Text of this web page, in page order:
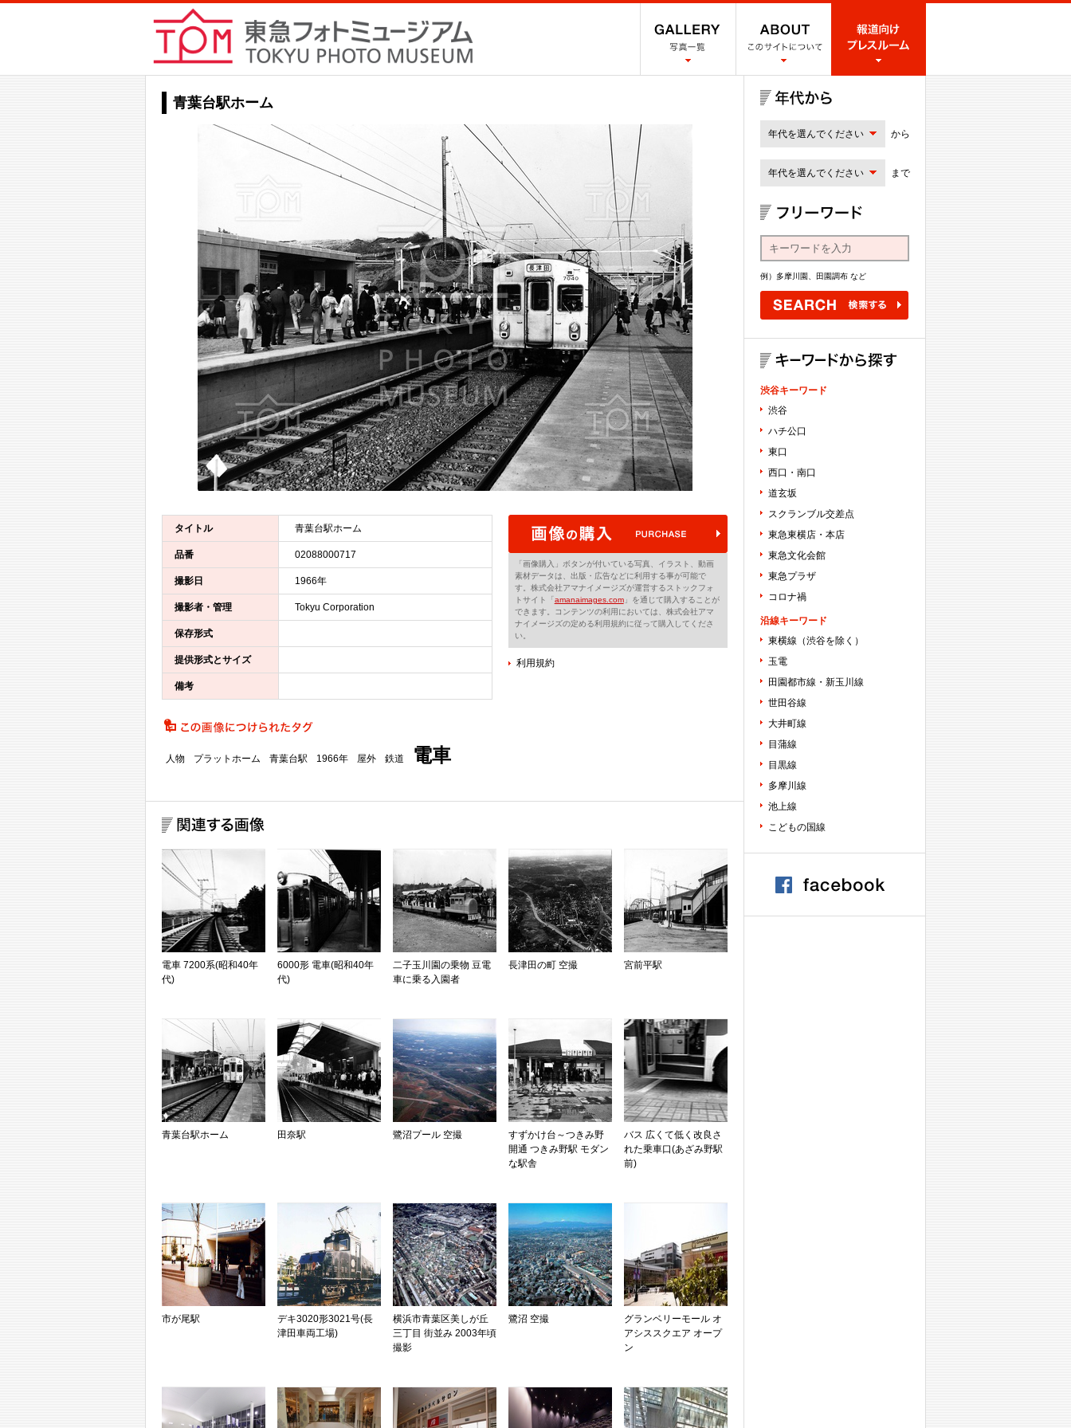
青葉台駅ホーム
タイトル 青葉台駅ホーム
品番 02088000717
撮影日 1966年
撮影者・管理 Tokyu Corporation
保存形式
提供形式とサイズ
備考
「画像購入」ボタンが付いている写真、イラスト、動画
素材データは、出版・広告などに利用する事が可能で
す。株式会社アマナイメージズが運営するストックフォ
トサイト「amanaimages.com」を通じて購入することが
できます。コンテンツの利用においては、株式会社アマ
ナイメージズの定める利用規約に従って購入してくださ
い。
利用規約
人物 プラットホーム 青葉台駅 1966年 屋外 鉄道 電車
電車 7200系(昭和40年
代)
6000形 電車(昭和40年
代)
二子玉川園の乗物 豆電
車に乗る入園者
長津田の町 空撮 宮前平駅
青葉台駅ホーム 田奈駅 鷺沼プール 空撮
すずかけ台～つきみ野
開通 つきみ野駅 モダン
な駅舎
バス 広くて低く改良さ
れた乗車口(あざみ野駅
前)
市が尾駅
デキ3020形3021号(長
津田車両工場)
横浜市青葉区美しが丘
三丁目 街並み 2003年頃
撮影
鷺沼 空撮
グランベリーモール オ
アシススクエア オープ
ン
年代を選んでください から
年代を選んでください まで
例）多摩川園、田園調布 など
渋谷キーワード
渋谷
ハチ公口
東口
西口・南口
道玄坂
スクランブル交差点
東急東横店・本店
東急文化会館
東急プラザ
コロナ禍
沿線キーワード
東横線（渋谷を除く）
玉電
田園都市線・新玉川線
世田谷線
大井町線
目蒲線
目黒線
多摩川線
池上線
こどもの国線